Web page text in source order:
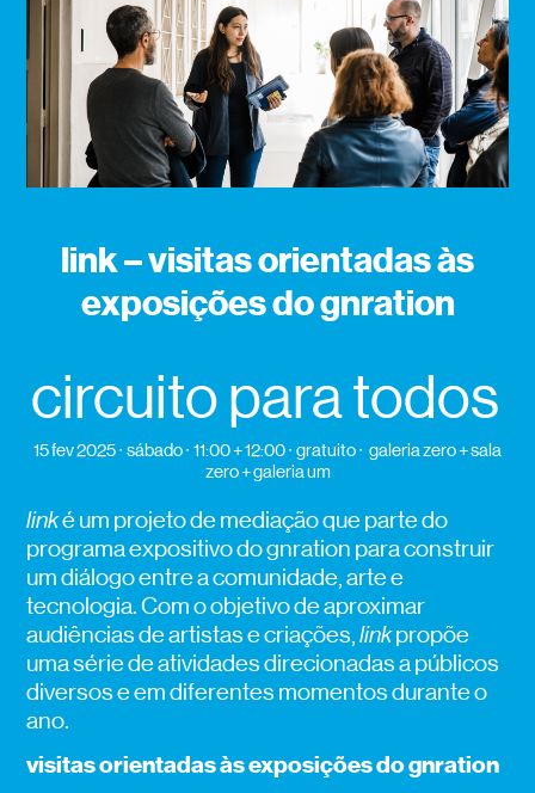
link – visitas orientadas às
exposições do gnration
circuito para todos
15 fev 2025 sábado 11:00 + 12:00 gratuito
galeria zero + sala
zero + galeria um
linké um projeto de mediação que parte do
programa expositivo do gnration para construir
um diálogo entre a comunidade, arte e
tecnologia. Com o objetivo de aproximar
audiências de artistas e criações,linkpropõe
uma série de atividades direcionadas a públicos
diversos e em diferentes momentos durante o
ano.
visitas orientadas às exposições do gnration